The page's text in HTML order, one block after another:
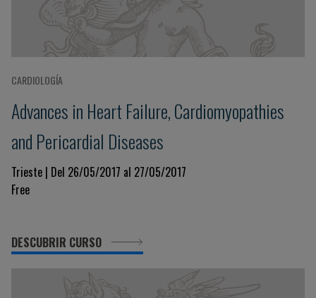
CARDIOLOGÍA
Advances in Heart Failure, Cardiomyopathies
and Pericardial Diseases
Trieste | Del 26/05/2017 al 27/05/2017
Free
DESCUBRIR CURSO